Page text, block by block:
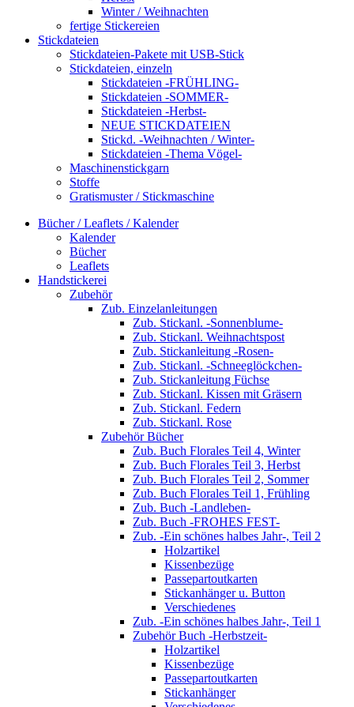
Winter / Weihnachten
fertige Stickereien
Stickdateien
Stickdateien-Pakete mit USB-Stick
Stickdateien, einzeln
Stickdateien -FRÜHLING-
Stickdateien -SOMMER-
Stickdateien -Herbst-
NEUE STICKDATEIEN
Stickd. -Weihnachten / Winter-
Stickdateien -Thema Vögel-
Maschinenstickgarn
Stoffe
Gratismuster / Stickmaschine
Bücher / Leaflets / Kalender
Kalender
Bücher
Leaflets
Handstickerei
Zubehör
Zub. Einzelanleitungen
Zub. Stickanl. -Sonnenblume-
Zub. Stickanl. Weihnachtspost
Zub. Stickanleitung -Rosen-
Zub. Stickanl. -Schneeglöckchen-
Zub. Stickanleitung Füchse
Zub. Stickanl. Kissen mit Gräsern
Zub. Stickanl. Federn
Zub. Stickanl. Rose
Zubehör Bücher
Zub. Buch Florales Teil 4, Winter
Zub. Buch Florales Teil 3, Herbst
Zub. Buch Florales Teil 2, Sommer
Zub. Buch Florales Teil 1, Frühling
Zub. Buch -Landleben-
Zub. Buch -FROHES FEST-
Zub. -Ein schönes halbes Jahr-, Teil 2
Holzartikel
Kissenbezüge
Passepartoutkarten
Stickanhänger u. Button
Verschiedenes
Zub. -Ein schönes halbes Jahr-, Teil 1
Zubehör Buch -Herbstzeit-
Holzartikel
Kissenbezüge
Passepartoutkarten
Stickanhänger